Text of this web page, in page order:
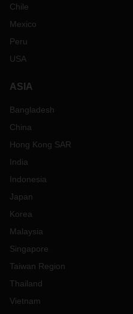
Chile
Mexico
Peru
USA
ASIA
Bangladesh
China
Hong Kong SAR
India
Indonesia
Japan
Korea
Malaysia
Singapore
Taiwan Region
Thailand
Vietnam